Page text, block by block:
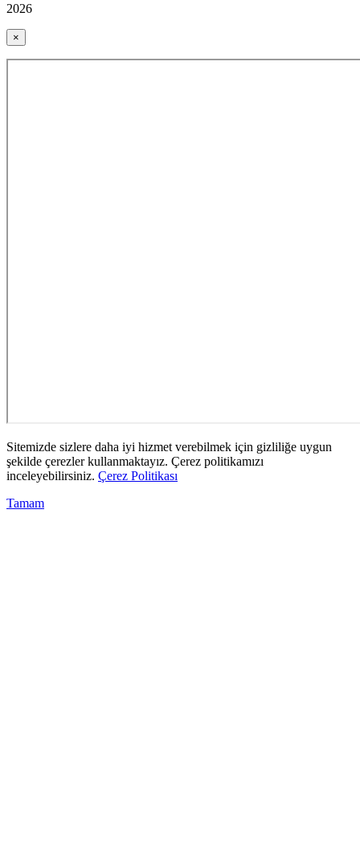
2026
×
Sitemizde sizlere daha iyi hizmet verebilmek için gizliliğe uygun
şekilde çerezler kullanmaktayız. Çerez politikamızı
inceleyebilirsiniz. Çerez Politikası
Tamam